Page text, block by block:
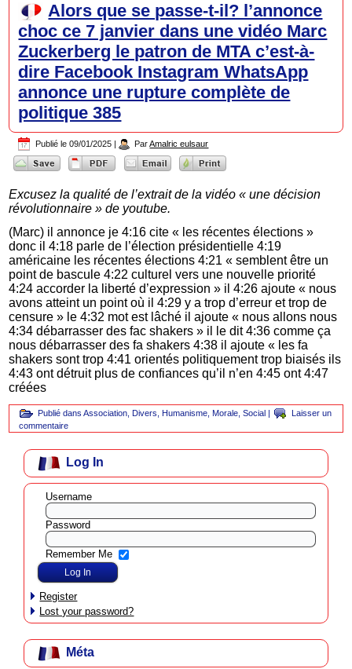
Alors que se passe-t-il? l’annonce
choc ce 7 janvier dans une vidéo Marc
Zuckerberg le patron de MTA c’est-à-
dire Facebook Instagram WhatsApp
annonce une rupture complète de
politique 385
Publié le 09/01/2025 | Par Amalric eulsaur
Excusez la qualité de l’extrait de la vidéo « une décision
révolutionnaire » de youtube.
(Marc) il annonce je 4:16 cite « les récentes élections »
donc il 4:18 parle de l’élection présidentielle 4:19
américaine les récentes élections 4:21 « semblent être un
point de bascule 4:22 culturel vers une nouvelle priorité
4:24 accorder la liberté d’expression » il 4:26 ajoute « nous
avons atteint un point où il 4:29 y a trop d’erreur et trop de
censure » le 4:32 mot est lâché il ajoute « nous allons nous
4:34 débarrasser des fac shakers » il le dit 4:36 comme ça
nous débarrasser des fa shakers 4:38 il ajoute « les fa
shakers sont trop 4:41 orientés politiquement trop biaisés ils
4:43 ont détruit plus de confiances qu’il n’en 4:45 ont 4:47
créées
Publié dans Association Divers Humanisme Morale ,Social |
Laisser un
commentaire
Log In
Username
Password
Remember Me
Register
Lost your password?
Méta